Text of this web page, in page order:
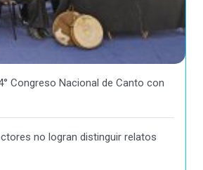
Congreso Nacional de Canto con
no logran distinguir relatos